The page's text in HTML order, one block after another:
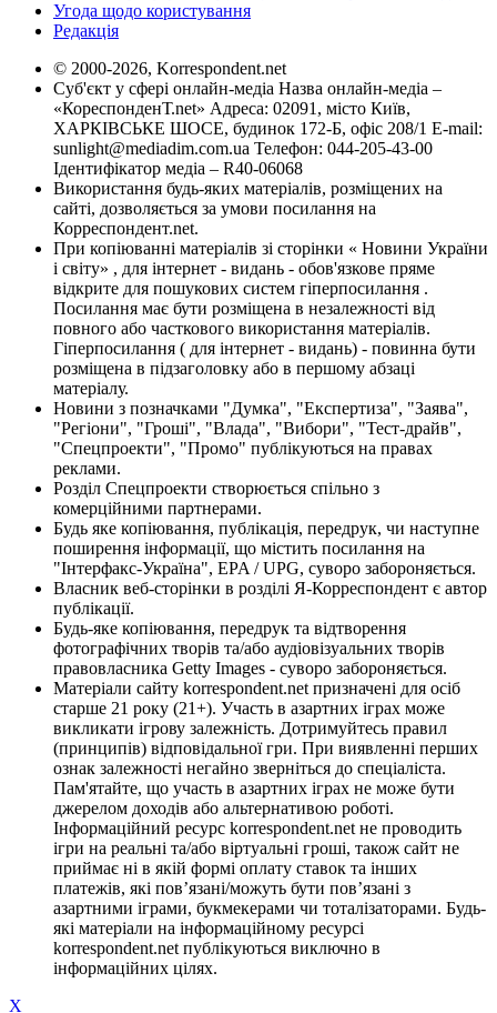
Угода щодо користування
Редакція
© 2000-2026, Korrespondent.net
Суб'єкт у сфері онлайн-медіа Назва онлайн-медіа –
«КореспонденТ.net» Адреса: 02091, місто Київ,
ХАРКІВСЬКЕ ШОСЕ, будинок 172-Б, офіс 208/1 E-mail:
sunlight@mediadim.com.ua Телефон: 044-205-43-00
Ідентифікатор медіа – R40-06068
Використання будь-яких матеріалів, розміщених на
сайті, дозволяється за умови посилання на
Корреспондент.net.
При копіюванні матеріалів зі сторінки « Новини України
і світу» , для інтернет - видань - обов'язкове пряме
відкрите для пошукових систем гіперпосилання .
Посилання має бути розміщена в незалежності від
повного або часткового використання матеріалів.
Гіперпосилання ( для інтернет - видань) - повинна бути
розміщена в підзаголовку або в першому абзаці
матеріалу.
Новини з позначками "Думка", "Експертиза", "Заява",
"Регіони", "Гроші", "Влада", "Вибори", "Тест-драйв",
"Спецпроекти", "Промо" публікуються на правах
реклами.
Розділ Спецпроекти створюється спільно з
комерційними партнерами.
Будь яке копіювання, публікація, передрук, чи наступне
поширення інформації, що містить посилання на
"Інтерфакс-Україна", EPA / UPG, суворо забороняється.
Власник веб-сторінки в розділі Я-Корреспондент є автор
публікації.
Будь-яке копіювання, передрук та відтворення
фотографічних творів та/або аудіовізуальних творів
правовласника Getty Images - суворо забороняється.
Матеріали сайту korrespondent.net призначені для осіб
старше 21 року (21+). Участь в азартних іграх може
викликати ігрову залежність. Дотримуйтесь правил
(принципів) відповідальної гри. При виявленні перших
ознак залежності негайно зверніться до спеціаліста.
Пам'ятайте, що участь в азартних іграх не може бути
джерелом доходів або альтернативою роботі.
Інформаційний ресурс korrespondent.net не проводить
ігри на реальні та/або віртуальні гроші, також сайт не
приймає ні в якій формі оплату ставок та інших
платежів, які пов’язані/можуть бути пов’язані з
азартними іграми, букмекерами чи тоталізаторами. Будь-
які матеріали на інформаційному ресурсі
korrespondent.net публікуються виключно в
інформаційних цілях.
X